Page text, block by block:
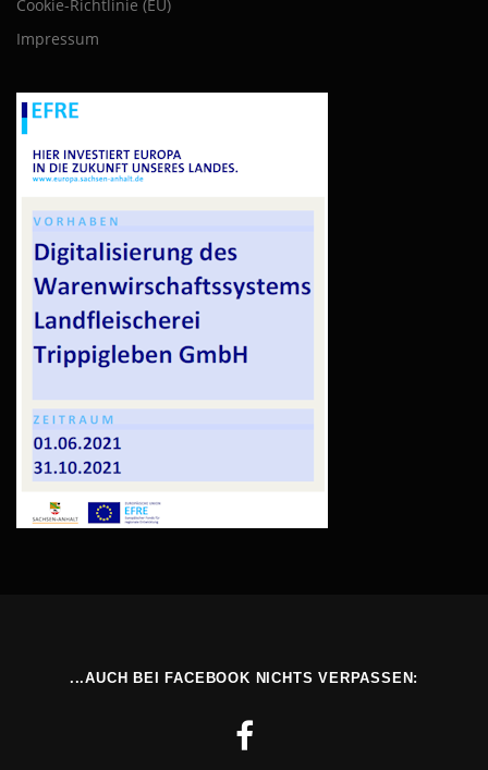
Cookie-Richtlinie (EU)
Impressum
...AUCH BEI FACEBOOK NICHTS VERPASSEN: